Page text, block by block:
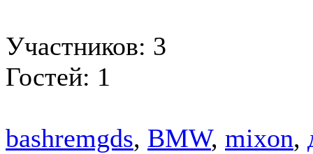
Участников: 3
Гостей: 1
bashremgds, BMW, mixon,